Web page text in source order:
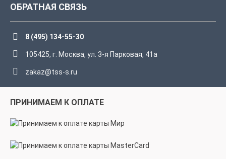
ОБРАТНАЯ СВЯЗЬ
8 (495) 134-55-30
105425, г. Москва, ул. 3-я Парковая, 41а
zakaz@tss-s.ru
ПРИНИМАЕМ К ОПЛАТЕ